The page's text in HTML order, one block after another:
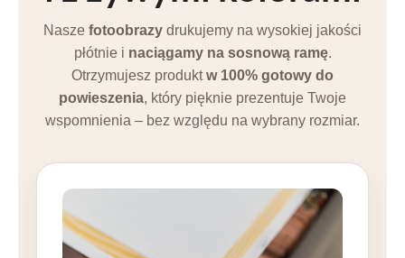
Nasze fotoobrazy drukujemy na wysokiej jakości
płótnie i naciągamy na sosnową ramę.
Otrzymujesz produktw 100% gotowy do
powieszenia, który pięknie prezentuje Twoje
wspomnienia – bez względu na wybrany rozmiar.